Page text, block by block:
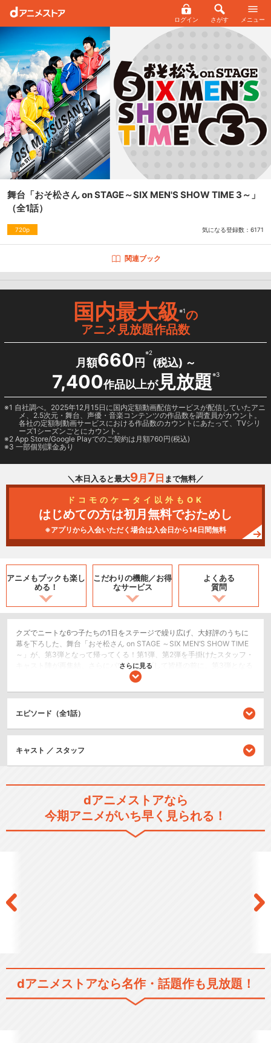
ログイン さがす メニュー
舞台「おそ松さん on STAGE～SIX MEN'S SHOW TIME 3～」
（全1話）
720p 気になる登録数： 6171
関連ブック
国内最大級※1の
アニメ見放題作品数
月額660 円
※2
(税込) ～
7,400作品以上が見放題※3
1 自社調べ。2025年12月15日に国内定額動画配信サービスが配信していたアニ
メ、2.5次元・舞台、声優・音楽コンテンツの作品数を調査員がカウント。
各社の定額制動画サービスにおける作品数のカウントにあたって、TVシリ
ーズ1シーズンごとにカウント。
2 App Store/Google Playでのご契約は月額760円(税込)
3 一部個別課金あり
＼本日入ると最大9月 7 日 まで無料／
ドコモのケータイ以外もOK
はじめての方は初月無料でおためし
※アプリから入会いただく場合は入会日から14日間無料
アニメもブックも楽し
める！
こだわりの機能／お得
なサービス
よくある
質問
クズでニートな6つ子たちの1日をステージで繰り広げ、大好評のうちに
幕を下ろした、舞台「おそ松さん on STAGE ～SIX MEN’S SHOW TIME
～」が、第3弾となって帰ってくる！第1弾、第2弾を手掛けたスタッフ・
キャスト陣が再集結、さらにパワーアップして皆様の前に。第3弾となる
今回は、6つ子とＦ6はもちろんのこと、喜劇「おそ松さん」にも登場し
変わらずクズでニートな6つ子たちが、今度はどんなSHOW TIMEな1日を
見せてくれるのか、ぜひお見逃しなく！
シリーズ／関連のアニメ作品
おそ松くん
さらに見る
エピソード（全1話）
キャスト ／ スタッフ
dアニメストアなら
今期アニメがいち早く見られる！
dアニメストアなら名作・話題作も見放題！